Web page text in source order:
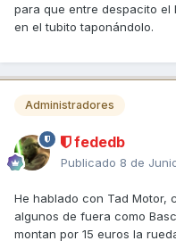
para que entre despacito el
en el tubito taponándolo.
Administradores
fededb
Publicado 8 de
He hablado con Tad Motor,
algunos de fuera como
montan por 15 euros la